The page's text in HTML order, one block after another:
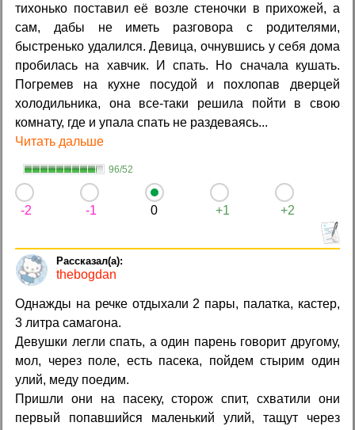
тихонько поставил её возле стеночки в прихожей, а
сам, дабы не иметь разговора с родителями,
быстренько удалился. Девица, очнувшись у себя дома
пробилась на хавчик. И спать. Но сначала кушать.
Погремев на кухне посудой и похлопав дверцей
холодильника, она все-таки решила пойти в свою
комнату, где и упала спать не раздеваясь...
Читать дальше
96/52
-2 -1 0 +1 +2
thebogdan
Однажды на речке отдыхали 2 пары, палатка, кастер,
3 литра самагона.
Девушки легли спать, а один парень говорит другому,
мол, через поле, есть пасека, пойдем стырим один
улий, меду поедим.
Пришли они на пасеку, сторож спит, схватили они
первый попавшийся маленький улий, тащут через